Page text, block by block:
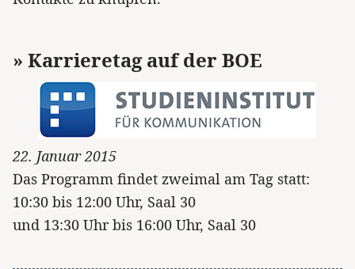
» Karrieretag auf der BOE
22. Januar 2015
Das Programm findet zweimal am Tag statt:
10:30 bis 12:00 Uhr, Saal 30
und 13:30 Uhr bis 16:00 Uhr, Saal 30